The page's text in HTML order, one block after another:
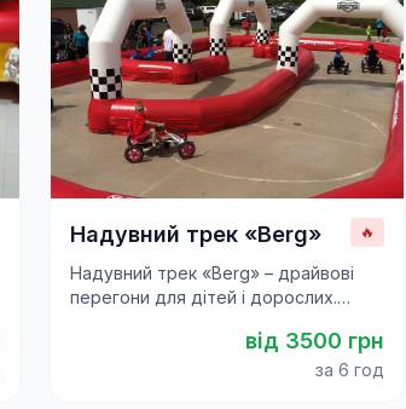
Надувний трек «Berg» 🔥
Надувний трек «Berg» – драйвові
перегони для дітей і дорослих.
фестивалів і корпоративів.
від 3500 грн
за 6 год